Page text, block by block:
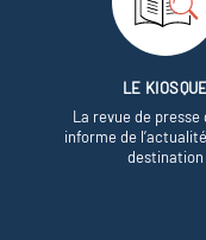
LE
La revue de presse
informe de
destination